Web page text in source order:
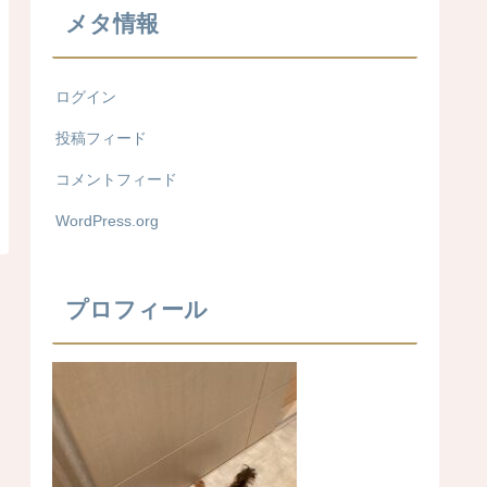
メタ情報
ログイン
投稿フィード
コメントフィード
WordPress.org
プロフィール